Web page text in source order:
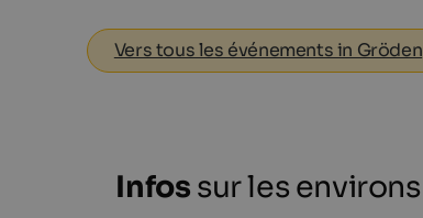
Vers tous les événements in Gröden
Infos sur les environs